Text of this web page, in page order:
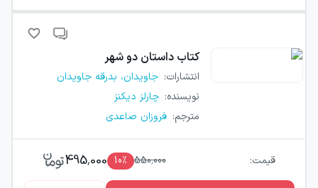
کتاب داستان دو شهر
انتشارات: جاویدان، بدرقه جاویدان
نویسنده: چارلز دیکنز
مترجم: فروزان صاعدی
قیمت: 550,000
10٪ 495,000